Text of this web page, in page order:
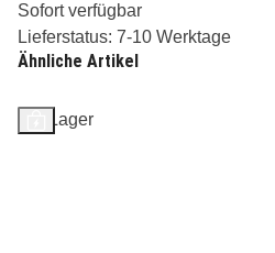
Sofort verfügbar
Lieferstatus: 7-10 Werktage
Ähnliche Artikel
Auf Lager